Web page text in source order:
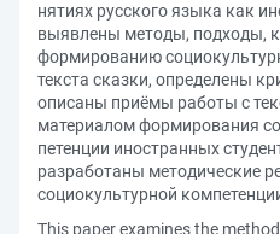
нятиях русского языка как
выявлены методы, подходы,
формированию
текста сказки, определены
описаны приёмы работы с
материалом формирования
петенции иностранных
разработаны методические
социокультурной
This paper examines the